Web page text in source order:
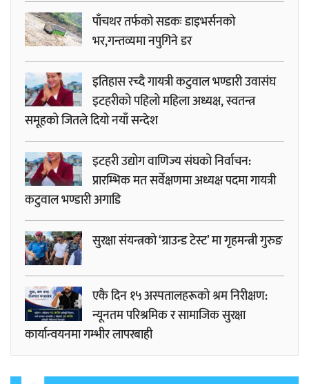
पाँचथर तर्फको सडकः डाइभर्सनको
भर,गन्तव्यमा नपुगिने डर
इतिहास रच्दै गायत्री कटुवाल भण्डारी उवासंघ
इटहरीको पहिलो महिला अध्यक्ष, स्वतन्त्र
समूहको जितले दियो नयाँ सन्देश
इटहरी उद्योग वाणिज्य संघको निर्वाचन:
प्रारम्भिक मत सर्वेक्षणमा अध्यक्ष पदमा गायत्री
कटुवाल भण्डारी अगाडि
सुरक्षा संयन्त्रको ‘ग्राउन्ड टेस्ट’ मा गृहमन्त्री गुरुङ
एकै दिन १५ अस्पतालहरूको श्रम निरीक्षण:
न्यूनतम परिश्रमिक र सामाजिक सुरक्षा
कार्यान्वयनमा गम्भीर लापरबाही